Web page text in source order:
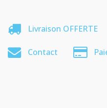
Livraison OFFERTE
Contact